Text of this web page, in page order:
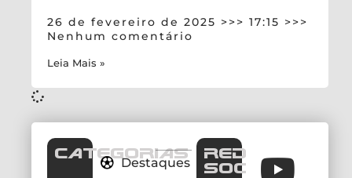
26 de fevereiro de 2025
17:15
Nenhum comentário
Leia Mais »
CATEGORIAS
Destaques
REDES
SOCIAIS